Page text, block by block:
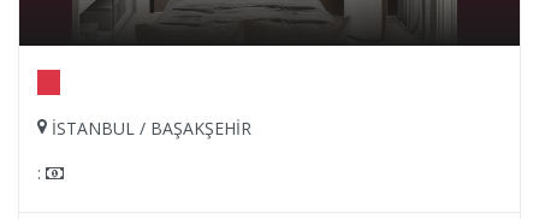
İSTANBUL / BAŞAKŞEHİR
: